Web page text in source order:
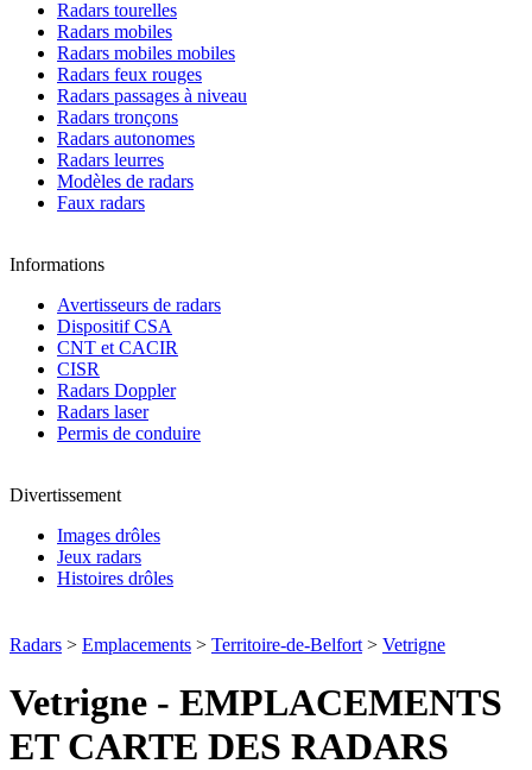
Radars tourelles
Radars mobiles
Radars mobiles mobiles
Radars feux rouges
Radars passages à niveau
Radars tronçons
Radars autonomes
Radars leurres
Modèles de radars
Faux radars
Informations
Avertisseurs de radars
Dispositif CSA
CNT et CACIR
CISR
Radars Doppler
Radars laser
Permis de conduire
Divertissement
Images drôles
Jeux radars
Histoires drôles
Radars > Emplacements > Territoire-de-Belfort > Vetrigne
Vetrigne - EMPLACEMENTS
ET CARTE DES RADARS